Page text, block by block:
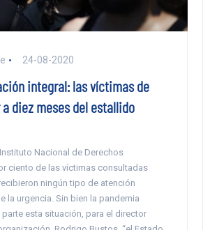
24-08-2020
integral: las víctimas de
diez meses del estallido
Nacional de Derechos
ciento de las víctimas consultadas
ningún tipo de atención
la urgencia. Sin bien la pandemia
esta situación, para el director